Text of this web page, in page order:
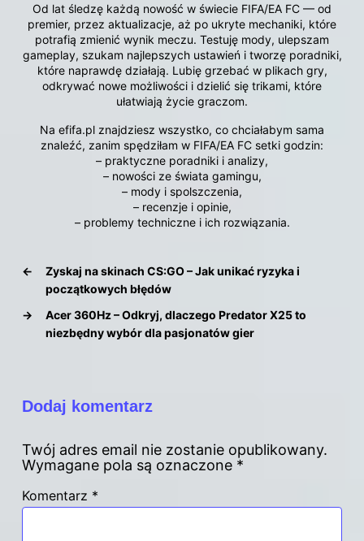
Od lat śledzę każdą nowość w świecie FIFA/EA FC — od
premier, przez aktualizacje, aż po ukryte mechaniki, które
potrafią zmienić wynik meczu. Testuję mody, ulepszam
gameplay, szukam najlepszych ustawień i tworzę poradniki,
które naprawdę działają. Lubię grzebać w plikach gry,
odkrywać nowe możliwości i dzielić się trikami, które
ułatwiają życie graczom.
Na efifa.pl znajdziesz wszystko, co chciałabym sama
znaleźć, zanim spędziłam w FIFA/EA FC setki godzin:
– praktyczne poradniki i analizy,
– nowości ze świata gamingu,
– mody i spolszczenia,
– recenzje i opinie,
– problemy techniczne i ich rozwiązania.
←
Zyskaj na skinach CS:GO – Jak unikać ryzyka i
początkowych błędów
→
Acer 360Hz – Odkryj, dlaczego Predator X25 to
niezbędny wybór dla pasjonatów gier
Dodaj komentarz
Twój adres email nie zostanie opublikowany.
Wymagane pola są oznaczone *
Komentarz *